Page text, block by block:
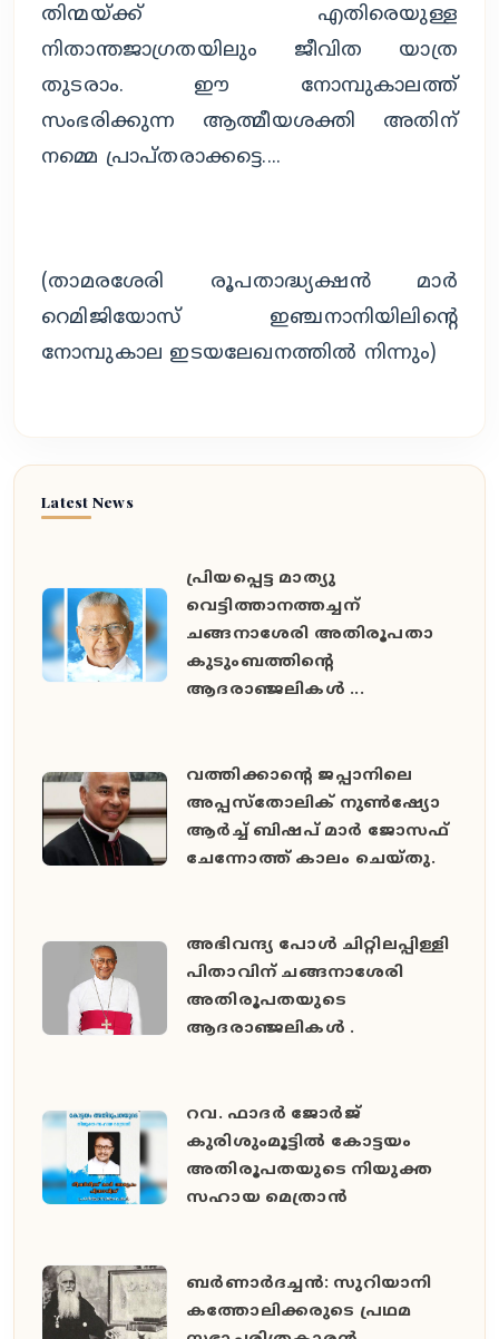
തിന്മയ്ക്ക് എതിരെയുള്ള
നിതാന്തജാഗ്രതയിലും ജീവിത യാത്ര
തുടരാം. ഈ നോമ്പുകാലത്ത്
സംഭരിക്കുന്ന ആത്മീയശക്തി അതിന്
നമ്മെ പ്രാപ്തരാക്കട്ടെ....
(താമരശേരി രൂപതാദ്ധ്യക്ഷന്‍ മാര്‍
റെമിജിയോസ് ഇഞ്ചനാനിയിലിന്‍റെ
നോമ്പുകാല ഇടയലേഖനത്തില്‍ നിന്നും)
Latest News
പ്രിയപ്പെട്ട മാത്യു
വെട്ടിത്താനത്തച്ചന്
ചങ്ങനാശേരി അതിരൂപതാ
കുടുംബത്തിന്റെ
ആദരാഞ്ജലികൾ ...
വത്തിക്കാൻ്റെ ജപ്പാനിലെ
അപ്പസ്തോലിക് നുൺഷ്യോ
ആർച്ച് ബിഷപ് മാർ ജോസഫ്
ചേന്നോത്ത് കാലം ചെയ്തു.
അഭിവന്ദ്യ പോള്‍ ചിറ്റിലപ്പിള്ളി
പിതാവിന് ചങ്ങനാശേരി
അതിരൂപതയുടെ
ആദരാഞ്ജലികൾ .
റവ. ഫാദർ ജോർജ്
കുരിശുംമൂട്ടിൽ കോട്ടയം
അതിരൂപതയുടെ നിയുക്ത
സഹായ മെത്രാൻ
ബർണാർദച്ചൻ: സുറിയാനി
കത്തോലിക്കരുടെ പ്രഥമ